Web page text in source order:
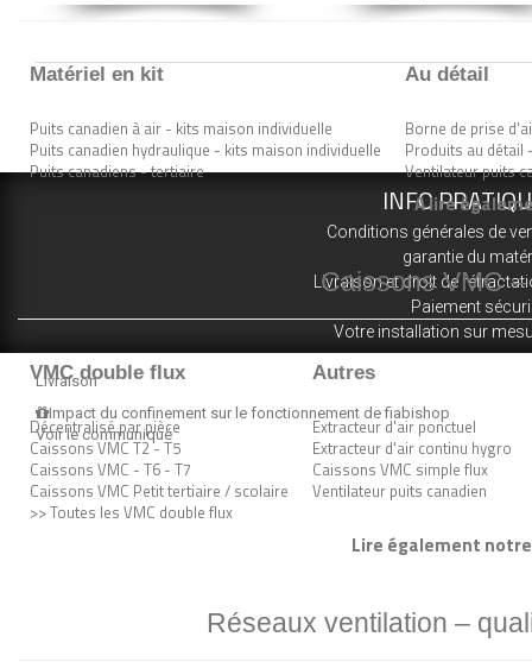
Matériel en kit
Puits canadien à air - kits maison individuelle
Puits canadien hydraulique - kits maison individuelle
Puits canadiens - tertiaire
Au détail
Borne de prise
Produits au détail
Ventilateur puits
A lire
Caissons VMC
VMC double flux
Décentralisé par pièce
Caissons VMC T2 - T5
Caissons VMC - T6 - T7
Caissons VMC Petit tertiaire / scolaire
>> Toutes les VMC double flux
Autres
Extracteur d'air ponctuel
Extracteur d'air continu hygro
Caissons VMC simple flux
Ventilateur puits canadien
Lire également
Réseaux ventilation –
INFO
Conditions générales de
garantie du
Livraison et droit de
Paiement
Votre installation sur
Livraison
Impact du confinement sur le fonctionnement de fiabishop
Voir le communiqué